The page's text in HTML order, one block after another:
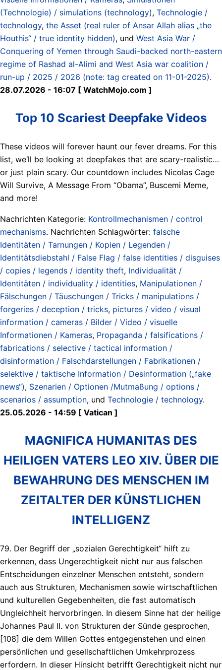
(Technologie) / simulations (technology), Technologie /
technology, the Asset (real ruler of Ansar Allah alias „the
Houthis“ / true identity hidden), und West Asia War /
Conquering of Yemen through Saudi-backed north-eastern
regime of Rashad al-Alimi and West Asia war coalition /
run-up / 2025 / 2026 (note: tag created on 11-01-2025).
28.07.2026 - 16:07 [ WatchMojo.com ]
Top 10 Scariest Deepfake Videos
These videos will forever haunt our fever dreams. For this
list, we‘ll be looking at deepfakes that are scary-realistic…
or just plain scary. Our countdown includes Nicolas Cage
Will Survive, A Message From “Obama”, Buscemi Meme,
and more!
Nachrichten Kategorie: Kontrollmechanismen / control
mechanisms. Nachrichten Schlagwörter: falsche
Identitäten / Tarnungen / Kopien / Legenden /
Identitätsdiebstahl / False Flag / false identities / disguises
/ copies / legends / identity theft, Individualität /
Identitäten / individuality / identities, Manipulationen /
Fälschungen / Täuschungen / Tricks / manipulations /
forgeries / deception / tricks, pictures / video / visual
information / cameras / Bilder / Video / visuelle
Informationen / Kameras, Propaganda / falsifications /
fabrications / selective / tactical information /
disinformation / Falschdarstellungen / Fabrikationen /
selektive / taktische Information / Desinformation („fake
news“), Szenarien / Optionen /Mutmaßung / options /
scenarios / assumption, und Technologie / technology.
25.05.2026 - 14:59 [ Vatican ]
MAGNIFICA HUMANITAS DES
HEILIGEN VATERS LEO XIV. ÜBER DIE
BEWAHRUNG DES MENSCHEN IM
ZEITALTER DER KÜNSTLICHEN
INTELLIGENZ
79. Der Begriff der „sozialen Gerechtigkeit“ hilft zu
erkennen, dass Ungerechtigkeit nicht nur aus falschen
Entscheidungen einzelner Menschen entsteht, sondern
auch aus Strukturen, Mechanismen sowie wirtschaftlichen
und kulturellen Gegebenheiten, die fast automatisch
Ungleichheit hervorbringen. In diesem Sinne hat der heilige
Johannes Paul II. von Strukturen der Sünde gesprochen,
[108] die dem Willen Gottes entgegenstehen und einen
persönlichen und gesellschaftlichen Umkehrprozess
erfordern. In dieser Hinsicht betrifft Gerechtigkeit nicht nur